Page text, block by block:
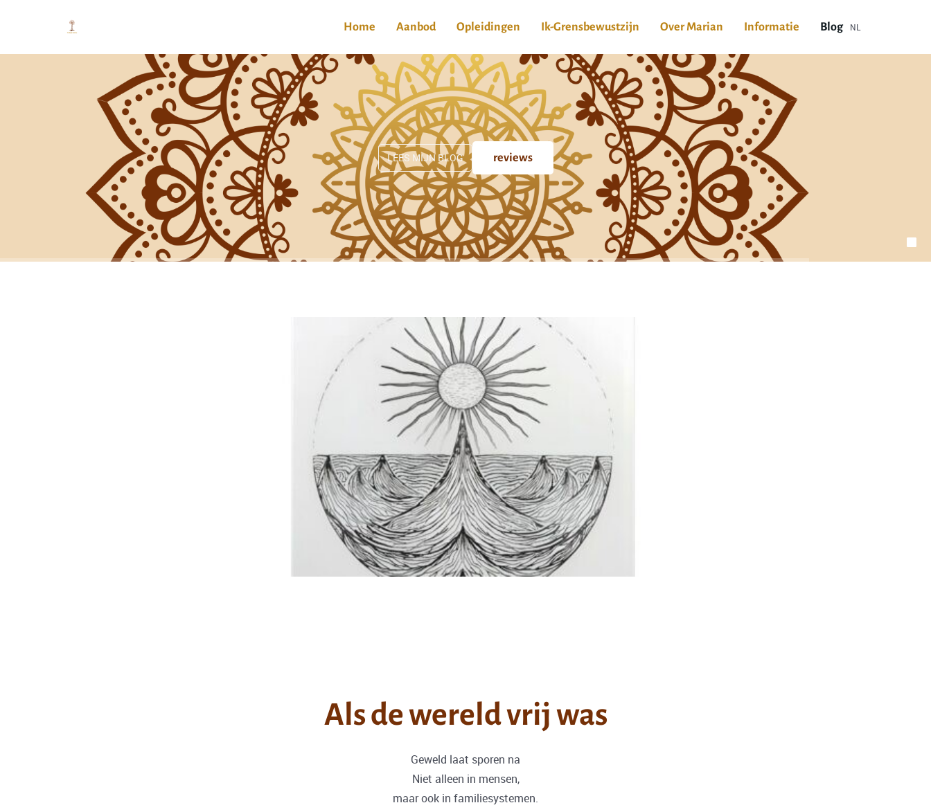
Home Aanbod Opleidingen Ik-Grensbewustzijn Over Marian Informatie Blog NL
LEES MIJN BLOG reviews
Als de wereld vrij was
Geweld laat sporen na
Niet alleen in mensen,
maar ook in familiesystemen.